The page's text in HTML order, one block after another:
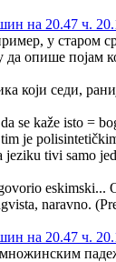
на 20.47 ч.
у старом
опише појам
који седи,
se kaže isto =
je
jeziku tivi samo
eskimski...
naravno.
на 20.47 ч.